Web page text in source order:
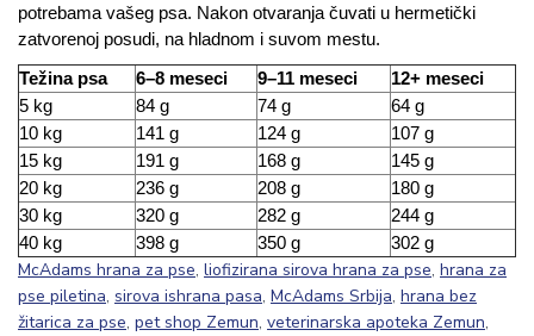
potrebama vašeg psa. Nakon otvaranja čuvati u hermetički
zatvorenoj posudi, na hladnom i suvom mestu.
Težina psa
6–8 meseci 9–11 meseci
12+ meseci
5 kg
84 g 74 g
64 g
10 kg
141 g 124 g
107 g
15 kg
191 g 168 g
145 g
20 kg
236 g 208 g
180 g
30 kg
320 g 282 g
244 g
40 kg
398 g 350 g 302 g
McAdams hrana za pse, liofizirana sirova hrana za pse, hrana za
pse piletina, sirova ishrana pasa, McAdams Srbija, hrana bez
žitarica za pse, pet shop Zemun, veterinarska apoteka Zemun,